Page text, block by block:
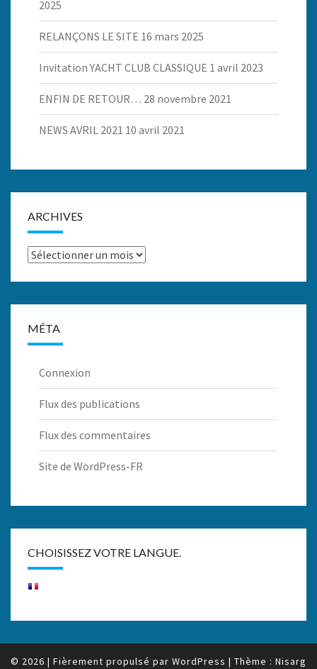
2025
RELANÇONS LE SITE 16 mars 2025
Invitation YACHT CLUB CLASSIQUE 1 avril 2023
ENFIN DE RETOUR… 28 novembre 2021
NEWS AVRIL 2021 10 avril 2021
ARCHIVES
Archives
MÉTA
Connexion
Flux des publications
Flux des commentaires
Site de WordPress-FR
CHOISISSEZ VOTRE LANGUE.
© 2026 | Fièrement propulsé par WordPress | Thème : Nisarg